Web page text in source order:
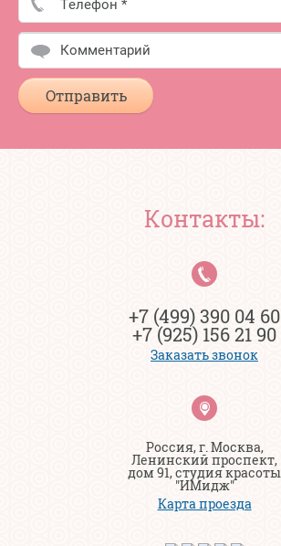
Отправить
Контакты:
+7 (499) 390 04 60
+7 (925) 156 21 90
Заказать звонок
Россия, г. Москва,
Ленинский проспект,
дом 91, студия красоты
"ИМидж"
Карта проезда